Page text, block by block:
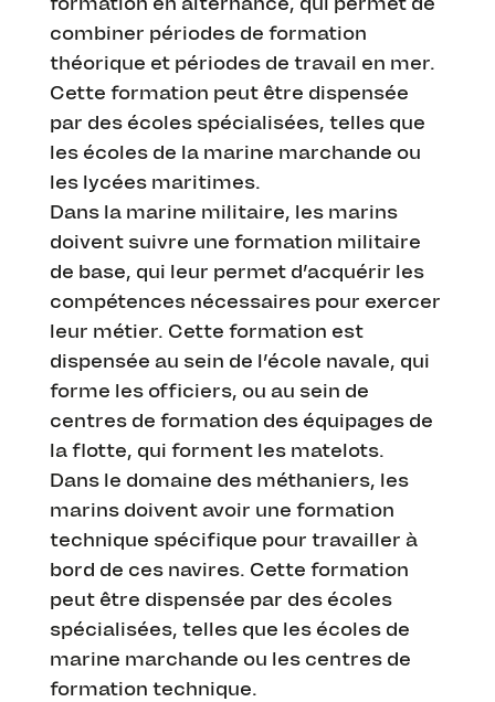
combiner périodes de formation
théorique et périodes de travail en mer.
Cette formation peut être dispensée
par des écoles spécialisées, telles que
les écoles de la marine marchande ou
les lycées maritimes.
Dans la marine militaire, les marins
doivent suivre une formation militaire
de base, qui leur permet d’acquérir les
compétences nécessaires pour exercer
leur métier. Cette formation est
dispensée au sein de l’école navale, qui
forme les officiers, ou au sein de
centres de formation des équipages de
la flotte, qui forment les matelots.
Dans le domaine des méthaniers, les
marins doivent avoir une formation
technique spécifique pour travailler à
bord de ces navires. Cette formation
peut être dispensée par des écoles
spécialisées, telles que les écoles de
marine marchande ou les centres de
formation technique.